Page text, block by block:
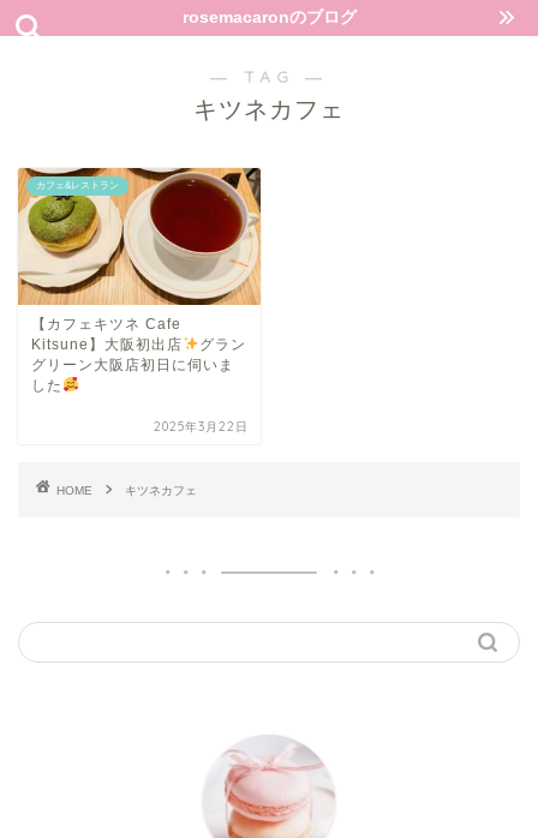
rosemacaronのブログ
― TAG ―
キツネカフェ
カフェ&レストラン
【カフェキツネ Cafe
Kitsune】大阪初出店
グラン
グリーン大阪店初日に伺いま
した
2025年3月22日
HOME キツネカフェ